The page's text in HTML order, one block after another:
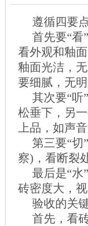
遵循四要
首先要“看
看外观和釉
釉面光洁，
要细腻，无
其次要“听
松垂下，另
上品，如声
第三要“
察)，看断裂
最后是“水
砖密度大，视
验收的关
首先，看